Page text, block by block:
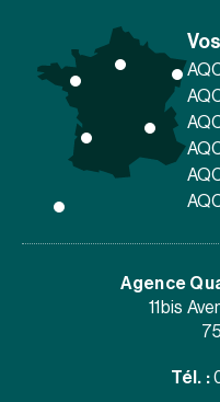
Agence
11bis
Tél. :